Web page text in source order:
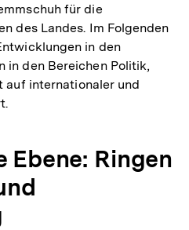
für die
des Landes. Im Folgenden
in den
in den Bereichen Politik,
auf internationaler und
Ebene: Ringen